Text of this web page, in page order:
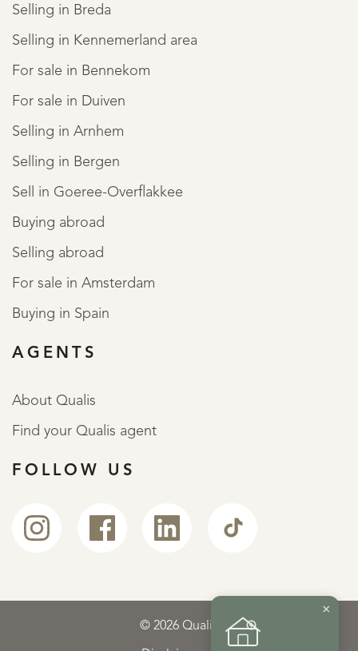
Selling in Breda
Selling in Kennemerland area
For sale in Bennekom
For sale in Duiven
Selling in Arnhem
Selling in Bergen
Sell in Goeree-Overflakkee
Buying abroad
Selling abroad
For sale in Amsterdam
Buying in Spain
AGENTS
About Qualis
Find your Qualis agent
FOLLOW US
© 2026 Qualis
×